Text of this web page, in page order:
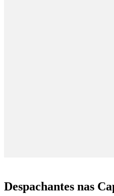
Despachantes nas